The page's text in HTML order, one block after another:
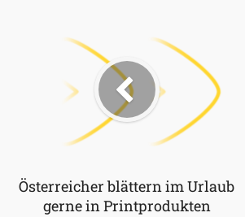
Österreicher blättern im Urlaub
gerne in Printprodukten